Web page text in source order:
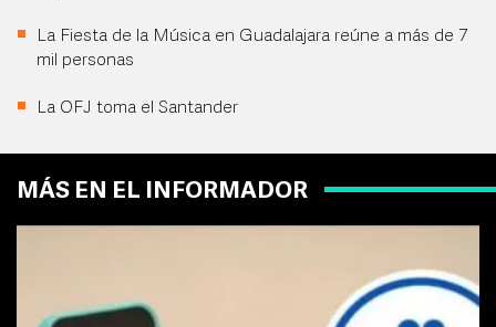
La Fiesta de la Música en Guadalajara reúne a más de 7
mil personas
La OFJ toma el Santander
MÁS EN EL INFORMADOR